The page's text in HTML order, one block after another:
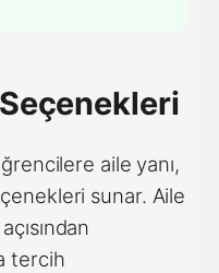
aile yanı,
sunar. Aile
tercih